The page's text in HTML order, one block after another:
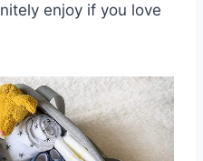
enjoy if you love